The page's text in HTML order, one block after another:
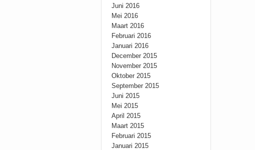
Juni 2016
Mei 2016
Maart 2016
Februari 2016
Januari 2016
December 2015
November 2015
Oktober 2015
September 2015
Juni 2015
Mei 2015
April 2015
Maart 2015
Februari 2015
Januari 2015